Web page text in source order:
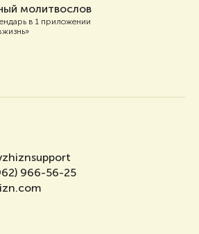
молитвослов
в 1 приложении
966-56-25